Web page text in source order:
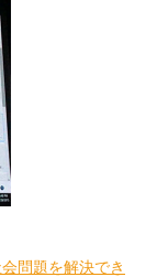
問題を解決でき